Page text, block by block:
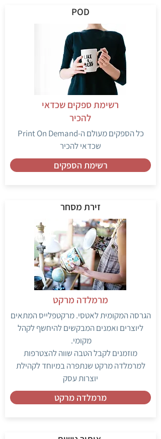
POD
כל הספקים מעולם ה-Print On Demand
שכדאי להכיר
רשימת הספקים
רשימת ספקים שכדאי
להכיר
זירת מסחר
הגרסה המקומית לאטסי. מרקטפלייס המתאים
ליוצרים ואמנים המבקשים להיחשף לקהל
מקומי.
מוזמנים לקבל הטבה שווה להצטרפות
למרמלדה מרקט שנתפרה במיוחד לקהילת
יוצרות עסק
מרמלדה מרקט
מרמלדה מרקט